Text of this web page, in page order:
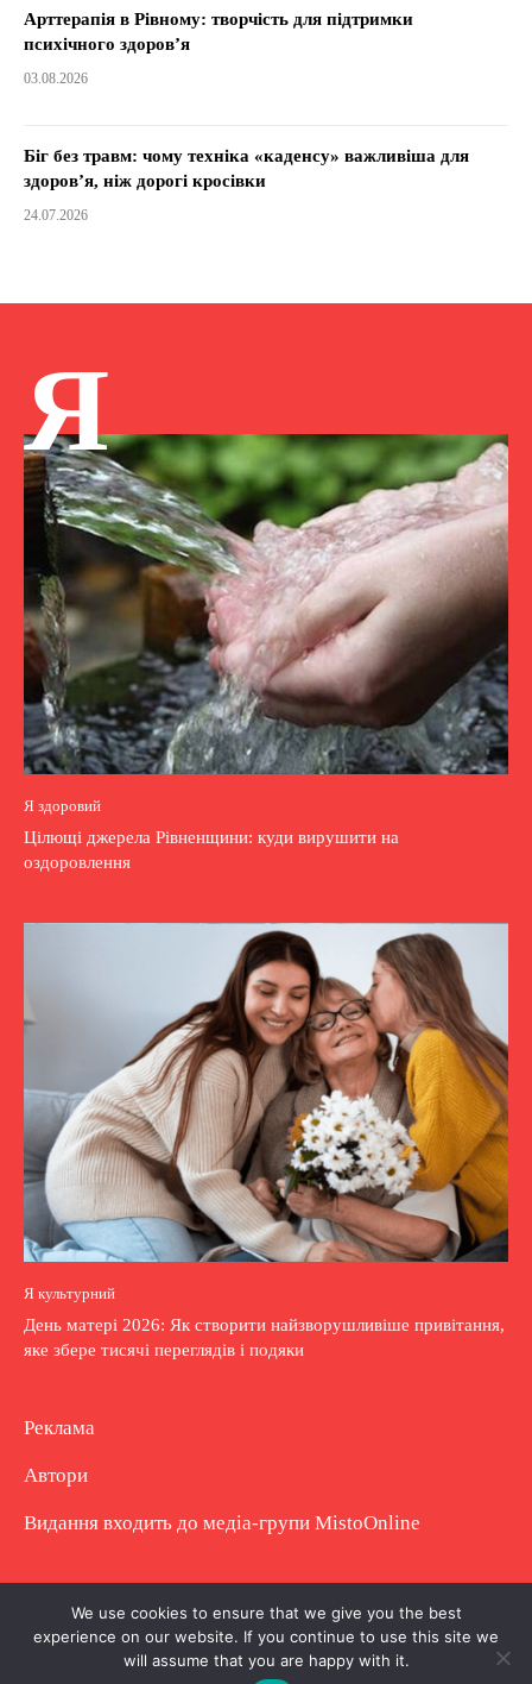
Арттерапія в Рівному: творчість для підтримки
психічного здоров’я
03.08.2026
Біг без травм: чому техніка «каденсу» важливіша для
здоров’я, ніж дорогі кросівки
24.07.2026
Я
Я здоровий
Цілющі джерела Рівненщини: куди вирушити на
оздоровлення
Я культурний
День матері 2026: Як створити найзворушливіше привітання,
яке збере тисячі переглядів і подяки
Реклама
Автори
Видання входить до медіа-групи MistoOnline
Copyright © Повне використання матеріалу
заборонено. Частково можна з гіперпосиланням.
We use cookies to ensure that we give you the best
experience on our website. If you continue to use this site we
will assume that you are happy with it.